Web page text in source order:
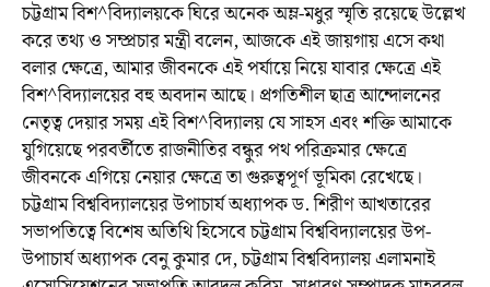
চট্টগ্রাম বিশ^বিদ্যালয়কে ঘিরে অনেক অম্ল-মধুর স্মৃতি রয়েছে উল্লেখ
করে তথ্য ও সম্প্রচার মন্ত্রী বলেন, আজকে এই জায়গায় এসে কথা
বলার ক্ষেত্রে, আমার জীবনকে এই পর্যায়ে নিয়ে যাবার ক্ষেত্রে এই
বিশ^বিদ্যালয়ের বহু অবদান আছে। প্রগতিশীল ছাত্র আন্দোলনের
নেতৃত্ব দেয়ার সময় এই বিশ^বিদ্যালয় যে সাহস এবং শক্তি আমাকে
যুগিয়েছে পরবর্তীতে রাজনীতির বন্ধুর পথ পরিক্রমার ক্ষেত্রে
জীবনকে এগিয়ে নেয়ার ক্ষেত্রে তা গুরুত্বপূর্ণ ভূমিকা রেখেছে।
চট্টগ্রাম বিশ্ববিদ্যালয়ের উপাচার্য অধ্যাপক ড. শিরীণ আখতারের
সভাপতিত্বে বিশেষ অতিথি হিসেবে চট্টগ্রাম বিশ্ববিদ্যালয়ের উপ-
উপাচার্য অধ্যাপক বেনু কুমার দে, চট্টগ্রাম বিশ্ববিদ্যালয় এলামনাই